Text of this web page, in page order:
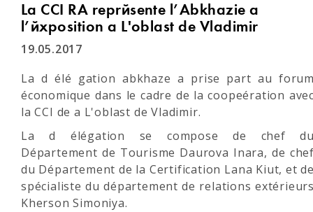
La CCI RA représente l’Abkhazie à
l’éxposition à L'oblast de Vladimir
19.05.2017
La d élé gation abkhaze a prise part au
économique dans le cadre de la coopeération
la CCI de a L'oblast de Vladimir.
La
d élégation se compose de chef
Département de Tourisme Daurova Inara, de
du Département de la Certification Lana Kiut, et
spécialiste du département de relations
Kherson Simoniya.